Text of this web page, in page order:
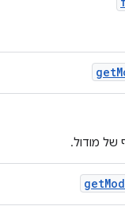
get
של מודול.
get